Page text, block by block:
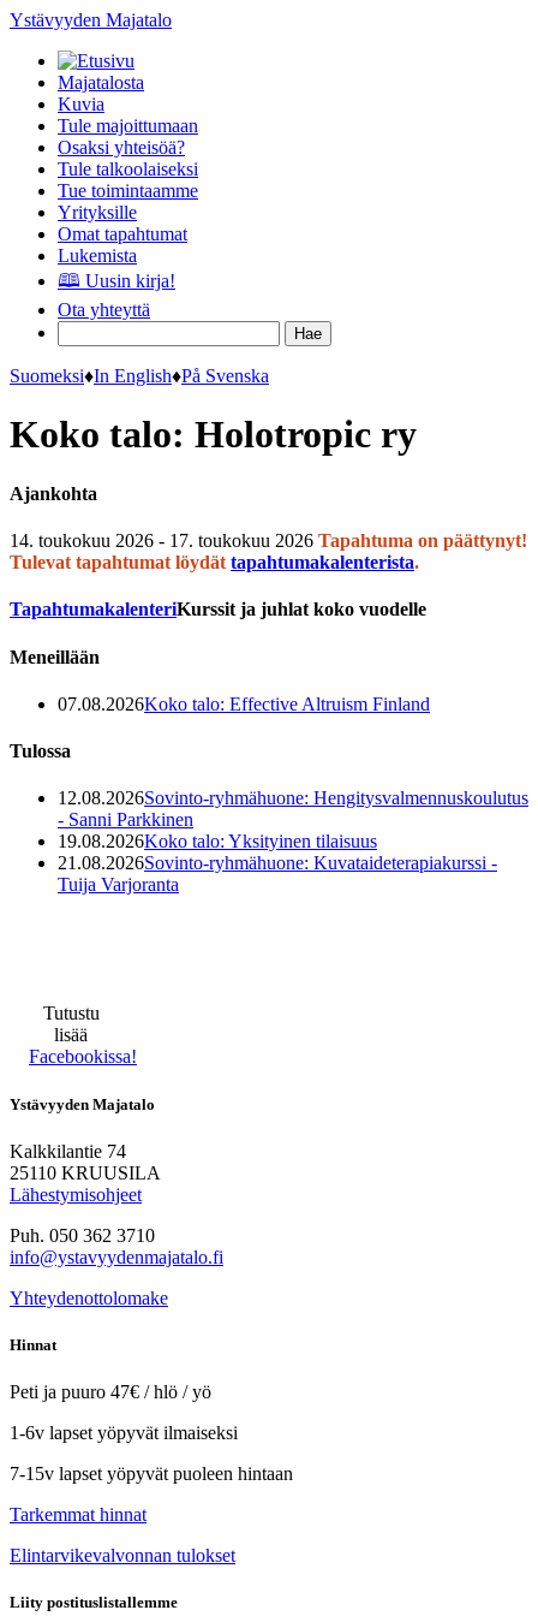
Ystävyyden Majatalo
Majatalosta
Kuvia
Tule majoittumaan
Osaksi yhteisöä?
Tule talkoolaiseksi
Tue toimintaamme
Yrityksille
Omat tapahtumat
Lukemista
🕮 Uusin kirja!
Ota yhteyttä
Suomeksi♦In English♦På Svenska
Koko talo: Holotropic ry
Ajankohta
14. toukokuu 2026 - 17. toukokuu 2026 Tapahtuma on päättynyt!
Tulevat tapahtumat löydät tapahtumakalenterista.
Tapahtuma­kalenteriKurssit ja juhlat koko vuodelle
Meneillään
07.08.2026Koko talo: Effective Altruism Finland
Tulossa
12.08.2026Sovinto-ryhmähuone: Hengitysvalmennuskoulutus
- Sanni Parkkinen
19.08.2026Koko talo: Yksityinen tilaisuus
21.08.2026Sovinto-ryhmähuone: Kuvataideterapiakurssi -
Tuija Varjoranta
Tutustu
lisää
Facebookissa!
Ystävyyden Majatalo
Kalkkilantie 74
25110 KRUUSILA
Lähestymisohjeet
Puh. 050 362 3710
info@ystavyydenmajatalo.fi
Yhteydenottolomake
Hinnat
Peti ja puuro 47€ / hlö / yö
1-6v lapset yöpyvät ilmaiseksi
7-15v lapset yöpyvät puoleen hintaan
Tarkemmat hinnat
Elintarvikevalvonnan tulokset
Liity postituslistallemme